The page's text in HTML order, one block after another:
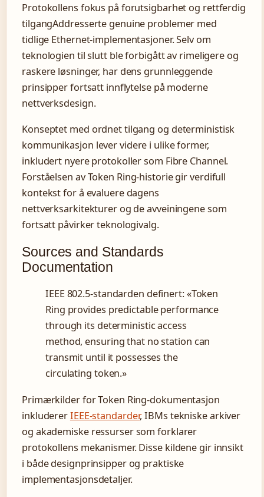
Protokollens fokus på forutsigbarhet og rettferdig
tilgangAddresserte genuine problemer med
tidlige Ethernet-implementasjoner. Selv om
teknologien til slutt ble forbigått av rimeligere og
raskere løsninger, har dens grunnleggende
prinsipper fortsatt innflytelse på moderne
nettverksdesign.
Konseptet med ordnet tilgang og deterministisk
kommunikasjon lever videre i ulike former,
inkludert nyere protokoller som Fibre Channel.
Forståelsen av Token Ring-historie gir verdifull
kontekst for å evaluere dagens
nettverksarkitekturer og de avveiningene som
fortsatt påvirker teknologivalg.
Sources and Standards
Documentation
IEEE 802.5-standarden definert: «Token
Ring provides predictable performance
through its deterministic access
method, ensuring that no station can
transmit until it possesses the
circulating token.»
Primærkilder for Token Ring-dokumentasjon
inkludererIEEE-standarder, IBMs tekniske arkiver
og akademiske ressurser som forklarer
protokollens mekanismer. Disse kildene gir innsikt
i både designprinsipper og praktiske
implementasjonsdetaljer.